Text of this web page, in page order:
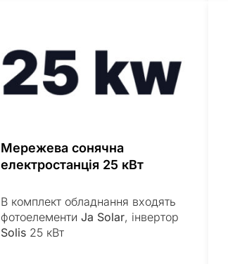
Мережева сонячна
електростанція 25 кВт
В комплект обладнання входять
фотоелементиJa Solar, інвертор
Solis 25 кВт